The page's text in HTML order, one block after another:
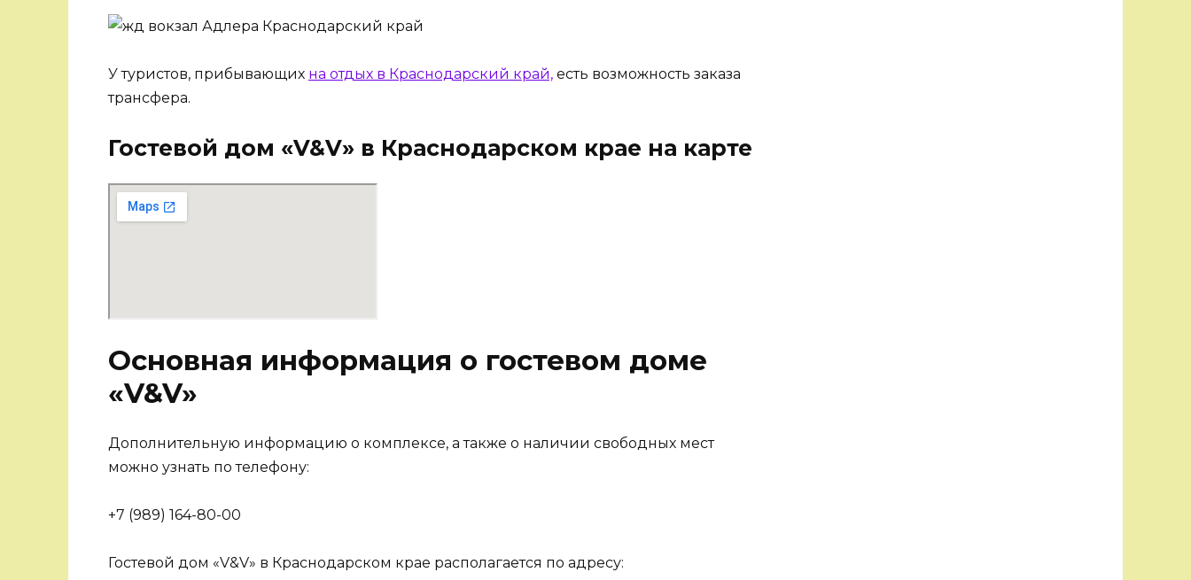
У туристов, прибывающих на отдых в Краснодарский край, есть возможность заказа
трансфера.
Гостевой дом «V&V» в Краснодарском крае на карте
Основная информация о гостевом доме
«V&V»
Дополнительную информацию о комплексе, а также о наличии свободных мест
можно узнать по телефону:
+7 (989) 164-80-00
Гостевой дом «V&V» в Краснодарском крае располагается по адресу: